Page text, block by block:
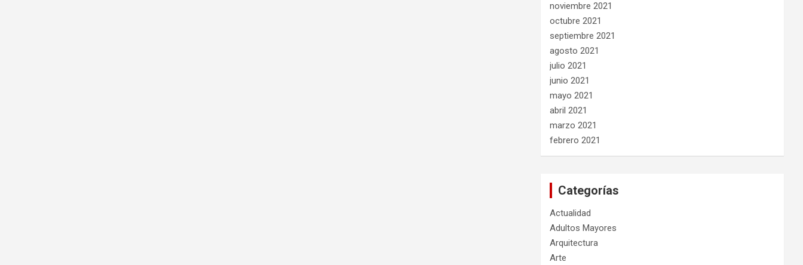
noviembre 2021
octubre 2021
septiembre 2021
agosto 2021
julio 2021
junio 2021
mayo 2021
abril 2021
marzo 2021
febrero 2021
Categorías
Actualidad
Adultos Mayores
Arquitectura
Arte